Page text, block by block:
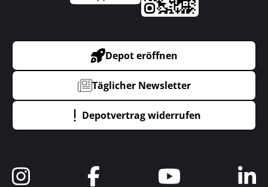
Depot eröffnen
Täglicher Newsletter
Depotvertrag widerrufen